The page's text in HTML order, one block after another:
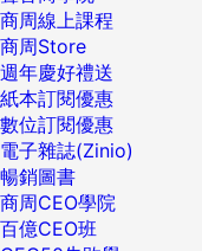
商周線上課程
商周Store
週年慶好禮送
紙本訂閱優惠
數位訂閱優惠
電子雜誌(Zinio)
暢銷圖書
商周CEO學院
百億CEO班